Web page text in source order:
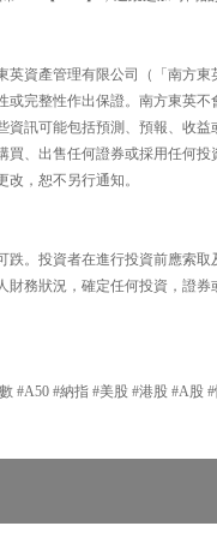
資產管理有限公司（「南方
完整性作出保證。南方東英
訊可能包括預測、預報、收
、出售任何證券或採用任何
，恕不另行通知。
。投資者在進行投資前應索
務狀況，確定任何投資，證
#A50 #納指 #美股 #港股 #A股